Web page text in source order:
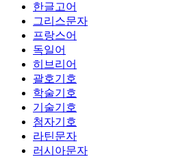
한글고어
그리스문자
프랑스어
독일어
히브리어
괄호기호
학술기호
기술기호
첨자기호
라틴문자
러시아문자